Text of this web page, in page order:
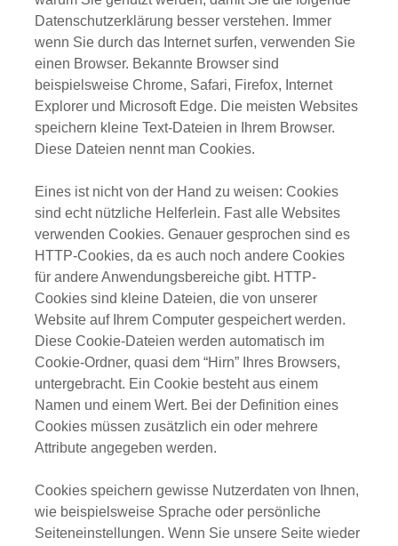
Datenschutzerklärung besser verstehen. Immer
wenn Sie durch das Internet surfen, verwenden Sie
einen Browser. Bekannte Browser sind
beispielsweise Chrome, Safari, Firefox, Internet
Explorer und Microsoft Edge. Die meisten Websites
speichern kleine Text-Dateien in Ihrem Browser.
Diese Dateien nennt man Cookies.
Eines ist nicht von der Hand zu weisen: Cookies
sind echt nützliche Helferlein. Fast alle Websites
verwenden Cookies. Genauer gesprochen sind es
HTTP-Cookies, da es auch noch andere Cookies
für andere Anwendungsbereiche gibt. HTTP-
Cookies sind kleine Dateien, die von unserer
Website auf Ihrem Computer gespeichert werden.
Diese Cookie-Dateien werden automatisch im
Cookie-Ordner, quasi dem “Hirn” Ihres Browsers,
untergebracht. Ein Cookie besteht aus einem
Namen und einem Wert. Bei der Definition eines
Cookies müssen zusätzlich ein oder mehrere
Attribute angegeben werden.
Cookies speichern gewisse Nutzerdaten von Ihnen,
wie beispielsweise Sprache oder persönliche
Seiteneinstellungen. Wenn Sie unsere Seite wieder